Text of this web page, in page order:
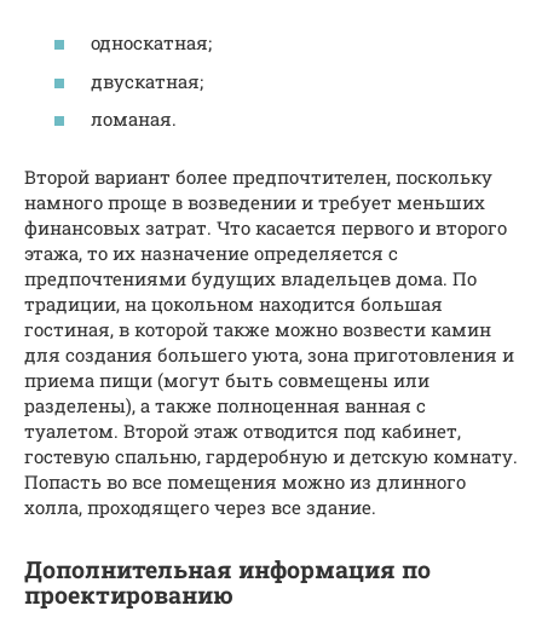
односкатная;
двускатная;
ломаная.
Второй вариант более предпочтителен, поскольку
намного проще в возведении и требует меньших
финансовых затрат. Что касается первого и второго
этажа, то их назначение определяется с
предпочтениями будущих владельцев дома. По
традиции, на цокольном находится большая
гостиная, в которой также можно возвести камин
для создания большего уюта, зона приготовления и
приема пищи (могут быть совмещены или
разделены), а также полноценная ванная с
туалетом. Второй этаж отводится под кабинет,
гостевую спальню, гардеробную и детскую комнату.
Попасть во все помещения можно из длинного
холла, проходящего через все здание.
Дополнительная информация по
проектированию